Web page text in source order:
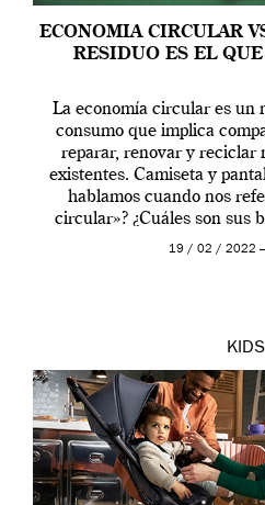
ECONOMIA CIRCULAR
RESIDUO ES EL
La economía circular es un
consumo que implica
reparar, renovar y reciclar
existentes. Camiseta y
hablamos cuando nos
circular»? ¿Cuáles son sus
ambiente, el crecimiento y
19 / 02 / 2022
KIDS